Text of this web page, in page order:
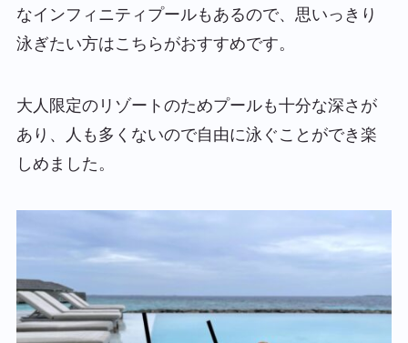
なインフィニティプールもあるので、思いっきり
泳ぎたい方はこちらがおすすめです。
大人限定のリゾートのためプールも十分な深さが
あり、人も多くないので自由に泳ぐことができ楽
しめました。